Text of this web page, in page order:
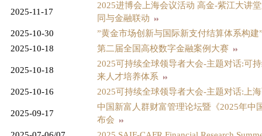
2025-11-17
2025进博会上海会议活动 高金-紫江大讲
同与金融联动
2025-10-30
”黄金市场创新与国际新支付结算体系构
2025-10-18
第二届全国高校数字金融案例大赛
2025-10-18
2025可持续全球领导者大会-主题对话:可
来人才培养体系
2025-10-16
2025可持续全球领导者大会-主题对话:上
2025-09-17
中国新富人群财富管理论坛暨《2025年中
布会